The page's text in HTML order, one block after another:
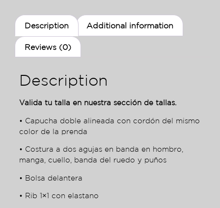
Description Additional information
Reviews (0)
Description
Valida tu talla en nuestra sección de tallas.
• Capucha doble alineada con cordón del mismo
color de la prenda
• Costura a dos agujas en banda en hombro,
manga, cuello, banda del ruedo y puños
• Bolsa delantera
• Rib 1×1 con elastano